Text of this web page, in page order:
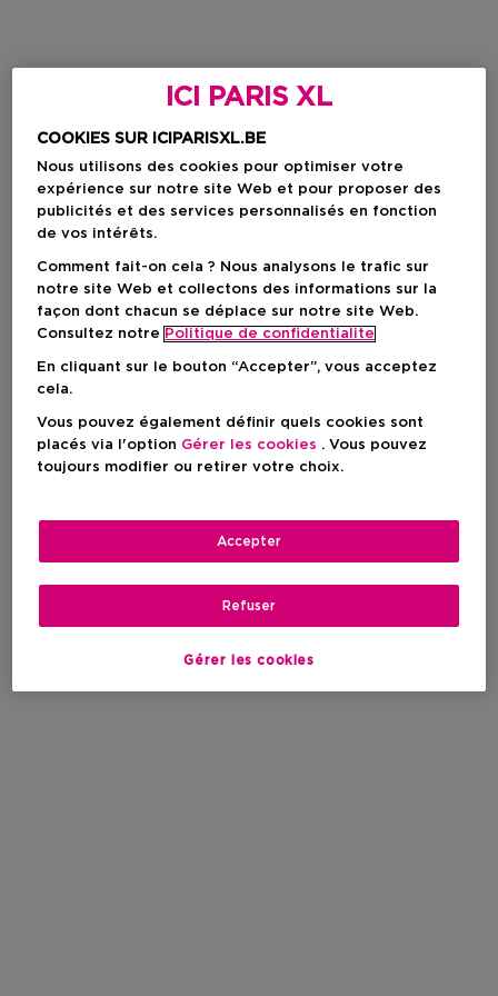
ICI PARIS XL
COOKIES SUR ICIPARISXL.BE
Nous utilisons des cookies pour optimiser votre
expérience sur notre site Web et pour proposer des
publicités et des services personnalisés en fonction
de vos intérêts.
Comment fait-on cela ? Nous analysons le trafic sur
notre site Web et collectons des informations sur la
façon dont chacun se déplace sur notre site Web.
Consultez notre Politique de confidentialite
En cliquant sur le bouton “Accepter”, vous acceptez
cela.
Vous pouvez également définir quels cookies sont
placés via l'option Gérer les cookies . Vous pouvez
toujours modifier ou retirer votre choix.
Gérer les cookies
Refuser
Accepter